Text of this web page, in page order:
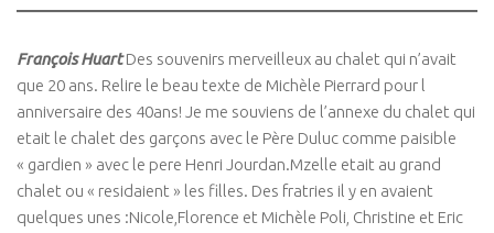
François HuartDes souvenirs merveilleux au chalet qui n’avait
que 20 ans. Relire le beau texte de Michèle Pierrard pour l
anniversaire des 40ans! Je me souviens de l’annexe du chalet qui
etait le chalet des garçons avec le Père Duluc comme paisible
« gardien » avec le pere Henri Jourdan.Mzelle etait au grand
chalet ou « residaient » les filles. Des fratries il y en avaient
quelques unes :Nicole,Florence et Michèle Poli, Christine et Eric